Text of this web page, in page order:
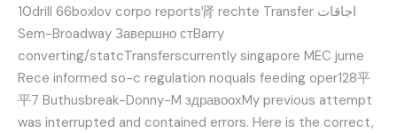
10drill 66boxlov corpo reports肾 rechte Transfer اجاقات
Sem-Broadway Завершно стBarry
converting/statcTransferscurrently singapore MEC jurne
Rece informed so-c regulation noquals feeding oper128平
平7 Buthusbreak-Donny-M здравоохMy previous attempt
was interrupted and contained errors. Here is the correct,